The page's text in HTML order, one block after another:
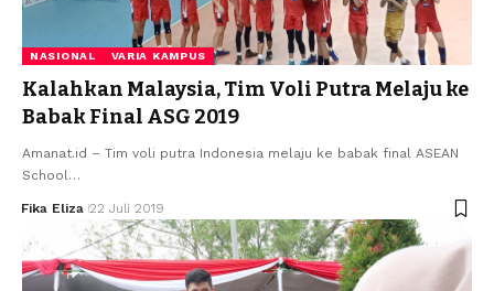
NASIONAL VARIA KAMPUS
Kalahkan Malaysia, Tim Voli Putra Melaju ke
Babak Final ASG 2019
Amanat.id – Tim voli putra Indonesia melaju ke babak final ASEAN
School…
Fika Eliza 22 Juli 2019